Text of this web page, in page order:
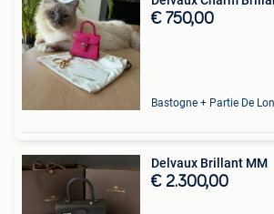
€ 750,00
Delvaux Brillant MM
€ 2.300,00